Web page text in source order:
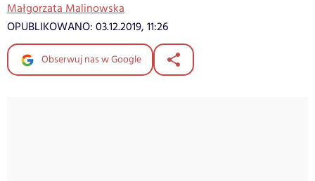
Małgorzata Malinowska
OPUBLIKOWANO: 03.12.2019, 11:26
Obserwuj nas w Google